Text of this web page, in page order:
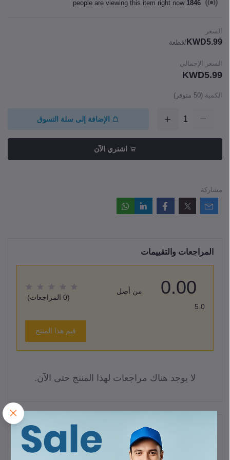
1846
السعر
KWD5.99 /قطعة
السعر الإجمالي
KWD5.99
الكمية (
50 متوفر)
الإضافة إلى سلة التسوق
اشتري الآن
مشاركة
المراجعات والتقييمات
0.00
من أصل
5.0
(0 المراجعات)
قيم هذا المنتج
لا يوجد هناك مراجعات لهذا المنتج حتى الآن.